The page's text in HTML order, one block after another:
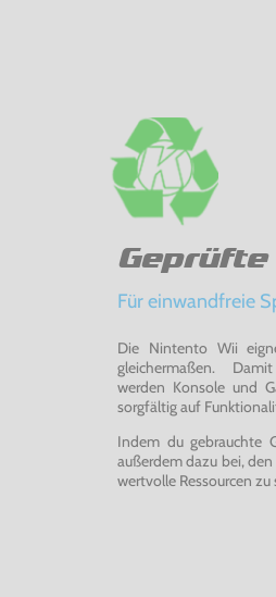
Geprüfte
Für einwandfreie
Die Nintento Wii
gleichermaßen.
werden Konsole und
sorgfältig auf
Indem du gebrauchte
außerdem dazu bei,
wertvolle Ressourcen zu